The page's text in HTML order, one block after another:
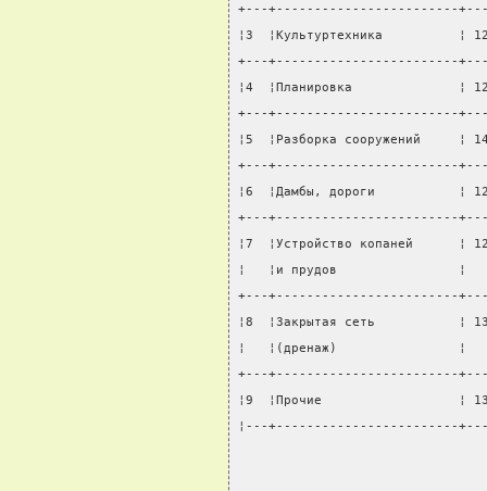
+---+------------------------
¦3  ¦Культуртехника          ¦
+---+------------------------
¦4  ¦Планировка              ¦
+---+------------------------
¦5  ¦Разборка сооружений     ¦
+---+------------------------
¦6  ¦Дамбы, дороги           ¦
+---+------------------------
¦7  ¦Устройство копаней      ¦
¦   ¦и прудов
+---+------------------------
¦8  ¦Закрытая сеть           ¦
¦   ¦(дренаж)
+---+------------------------
¦9  ¦Прочие                  ¦
¦---+------------------------